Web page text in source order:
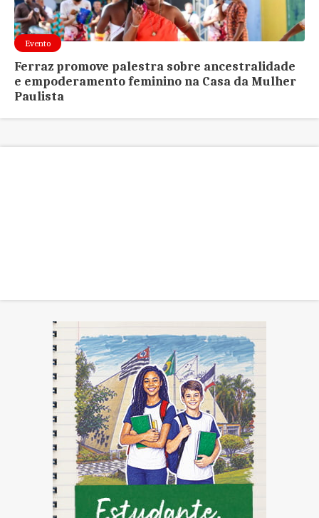
Evento
Ferraz promove palestra sobre ancestralidade
e empoderamento feminino na Casa da Mulher
Paulista